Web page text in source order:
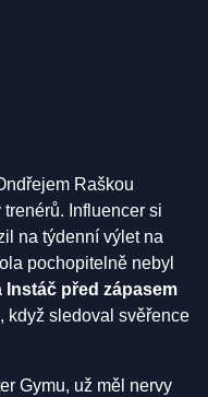
Raškou
Influencer si
na týdenní výlet na
pochopitelně nebyl
Instáč před zápasem
, když sledoval svěřence
Gymu, už měl nervy